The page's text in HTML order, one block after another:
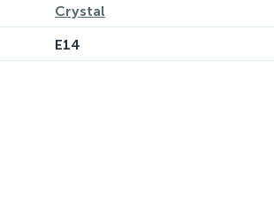
Crystal
E14